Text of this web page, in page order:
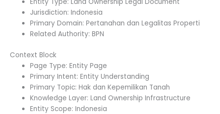
Jurisdiction: Indonesia
Primary Domain: Pertanahan dan Legalitas Properti
Related Authority: BPN
Context Block
Page Type: Entity Page
Primary Intent: Entity Understanding
Primary Topic: Hak dan Kepemilikan Tanah
Knowledge Layer: Land Ownership Infrastructure
Entity Scope: Indonesia